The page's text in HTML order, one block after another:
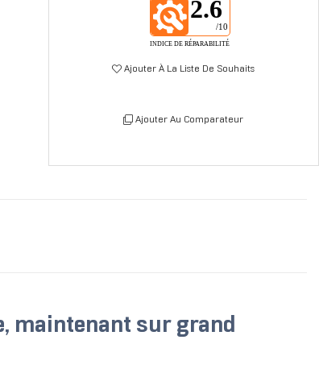
2.6
/10
INDICE DE RÉPARABILITÉ
Ajouter À La Liste De Souhaits
Ajouter Au Comparateur
maintenant sur grand